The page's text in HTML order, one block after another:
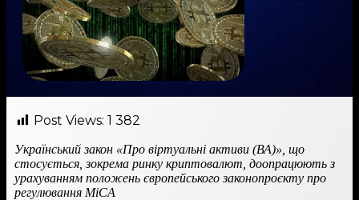
Post Views: 1 382
Український закон «Про віртуальні активи (ВА)», що
стосується, зокрема ринку криптовалют, доопрацюють з
урахуванням положень європейського законопроєкту про
регулювання MiCA